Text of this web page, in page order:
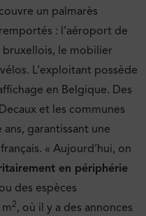
un palmarès
: l’aéroport de
bruxellois, le mobilier
L’exploitant possède
en Belgique. Des
et les communes
garantissant une
« Aujourd’hui, on
en périphérie
ou des espèces
2, où il y a des annonces